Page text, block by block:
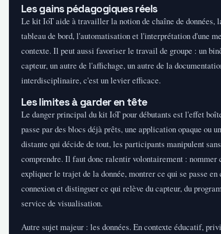
Les gains pédagogiques réels
Le kit IoT aide à travailler la notion de chaîne de données,
tableau de bord, l'automatisation et l'interprétation d'une
contexte. Il peut aussi favoriser le travail de groupe : un
capteur, un autre de l'affichage, un autre de la
interdisciplinaire, c'est un levier efficace.
Les limites à garder en tête
Le danger principal du kit IoT pour débutants est l'effet
passe par des blocs déjà prêts, une application opaque ou
distante qui décide de tout, les participants manipulent
comprendre. Il faut donc ralentir volontairement : nommer
expliquer le trajet de la donnée, montrer ce qui se passe en
connexion et distinguer ce qui relève du capteur, du
service de visualisation.
Autre sujet majeur : les données. En contexte éducatif,